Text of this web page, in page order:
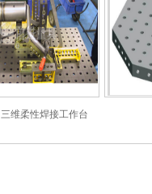
三维柔性焊接工作台